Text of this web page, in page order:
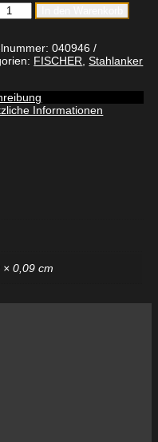
040946
FISCHER ,Stahlanker
Informationen
0,09 cm